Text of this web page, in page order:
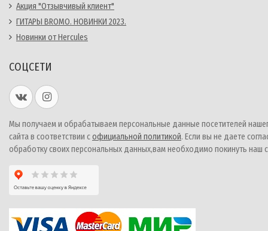
Акция "Отзывчивый клиент"
ГИТАРЫ BROMO. НОВИНКИ 2023.
Новинки от Hercules
СОЦСЕТИ
Мы получаем и обрабатываем персональные данные посетителей
сайта в соответствии софициальной политикой. Если вы не даете
обработку своих персональных данных,вам необходимо покинуть наш